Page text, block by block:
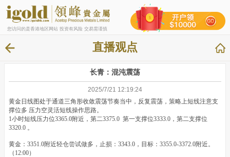
您访问的是香港地区网站 投资有风险 交易需谨慎
直播观点
长青：混沌震荡
2025/7/21 12:19:24
黄金日线图处于通道三角形收敛震荡节奏当中，反复震荡，策略上短线注意支
撑位多 压力空灵活短线操作思路。
1小时短线压力位3365.0附近，第二3375.0 第一支撑位3333.0，第二支撑位
3320.0 。
黄金：3351.0附近轻仓尝试做多，止损：3343.0，目标：3355.0-3372.0附近。
（12:00）